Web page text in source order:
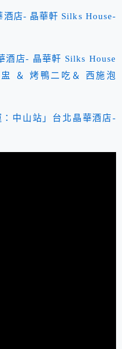
酒店- 晶華軒 Silks House-
酒店- 晶華軒 Silks House
＆ 烤鴨二吃＆ 西施泡
：中山站」台北晶華酒店-